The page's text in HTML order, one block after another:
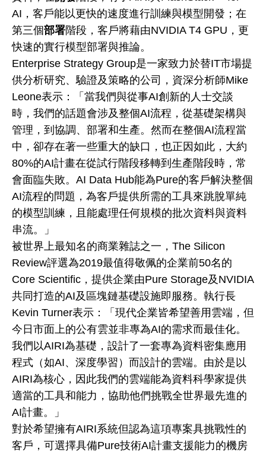
AI，客戶能以更快的速度進行訓練與模型開發；在
第三個部署階段，客戶將藉由NVIDIA T4 GPU，更
快速的實行模型部署與推論。
Enterprise Strategy Group是一家致力於替IT市場提
供分析研究、驗證及策略的公司，資深分析師Mike
Leone表示：「當我們與從事AI創新的人士交談
時，我們的話題會涉及整個AI流程，從基礎架構與
管理，到協調、部署和生產。然而在整個AI流程當
中，卻存在著一些重大的缺口，也正因如此，大約
80%的AI計畫在從試行階段移轉到生產階段時，常
會面臨失敗。AI Data Hub能為Pure的客戶解決整個
AI流程的問題，為客戶提供所需的工具來跳脫單純
的模型訓練，且能處理任何規模的批次資料與資料
串流。」
被世界上最知名的商業雜誌之一，The Silicon
Review評選為2019最值得敬佩的企業前50名的
Core Scientific，提供企業由Pure Storage及NVIDIA
共同打造的AI及區塊鏈基礎設施即服務。執行長
Kevin Turner表示：「現代企業皆希望善用雲端，但
今日市面上的公有雲並非專為AI的需求而最佳化。
我們以AIRI為基礎，設計了一套專為資料密集應用
程式（如AI、深度學習）而設計的雲端。由於是以
AIRI為核心，因此我們的雲端能為資料科學家提供
適當的工具和能力，協助他們挑戰全世界最先進的
AI計畫。」
對於希望擁有AIRI系統但認為這項專案具挑戰性的
客戶，可選擇具備Pure技術AI計畫支援能力的機房